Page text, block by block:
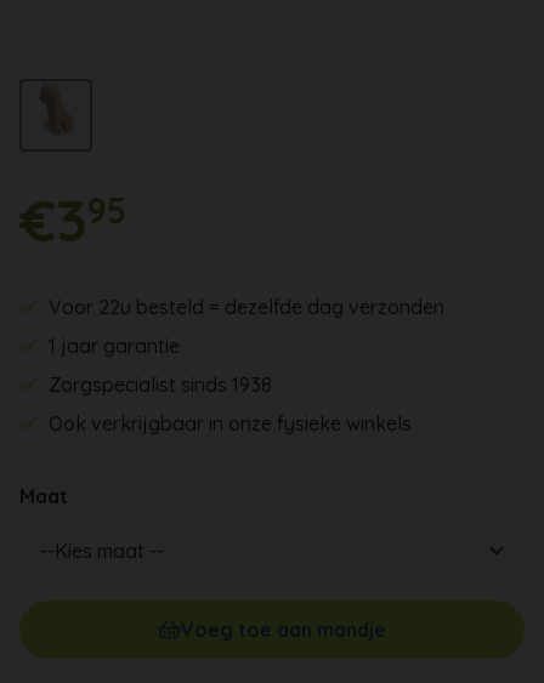
€395
Voor 22u besteld = dezelfde dag verzonden
1 jaar garantie
Zorgspecialist sinds 1938
Ook verkrijgbaar in onze fysieke winkels
Maat